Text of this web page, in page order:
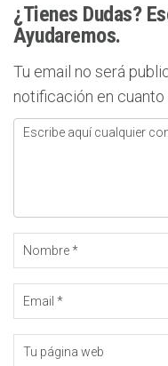
¿tienes Dudas?
Ayudaremos.
Tu email no será
notificación en